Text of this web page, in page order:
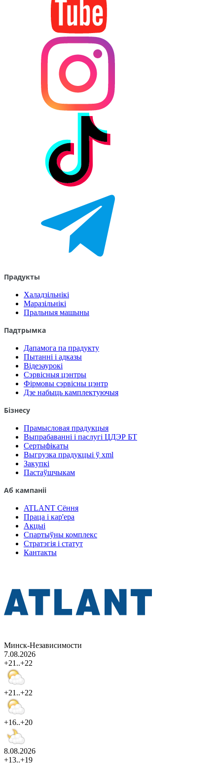
Прадукты
Халадзільнікі
Маразільнікі
Пральныя машыны
Падтрымка
Дапамога па прадукту
Пытанні і адказы
Відеэаурокі
Сэрвісныя цэнтры
Фірмовы сэрвісны цэнтр
Дзе набыць камплектуючыя
Бізнесу
Прамысловая прадукцыя
Выпрабаванні і паслугі ЦДЭР БТ
Сертыфікаты
Выгрузка прадукцыі ў xml
Закупкі
Пастаўшчыкам
Аб кампаніі
ATLANT Сёння
Праца і кар'ера
Акцыі
Спартыўны комплекс
Стратэгія і статут
Кантакты
Минск-Независимости
7.08.2026
+21..+22
+21..+22
+16..+20
8.08.2026
+13..+19